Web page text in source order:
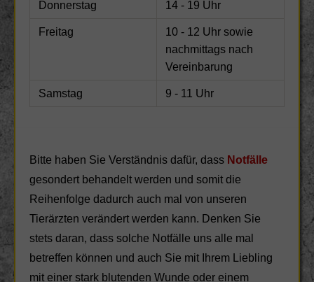
Donnerstag 14 - 19 Uhr
Freitag
10 - 12 Uhr sowie
nachmittags nach
Vereinbarung
Samstag 9 - 11 Uhr
Bitte haben Sie Verständnis dafür, dass Notfälle
gesondert behandelt werden und somit die
Reihenfolge dadurch auch mal von unseren
Tierärzten verändert werden kann. Denken Sie
stets daran, dass solche Notfälle uns alle mal
betreffen können und auch Sie mit Ihrem Liebling
mit einer stark blutenden Wunde oder einem